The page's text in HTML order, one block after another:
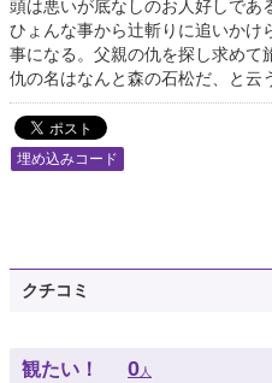
頭は悪いが底なしのお人好しであ
ひょんな事から辻斬りに追いかけ
事になる。父親の仇を探し求めて
仇の名はなんと森の石松だ、と云
埋め込みコード
クチコミ
観たい！ 0人